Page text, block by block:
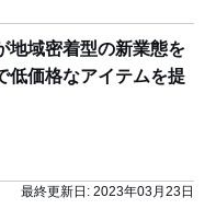
地域密着型の新業態を
価格なアイテムを提
最終更新日: 2023年03月23日